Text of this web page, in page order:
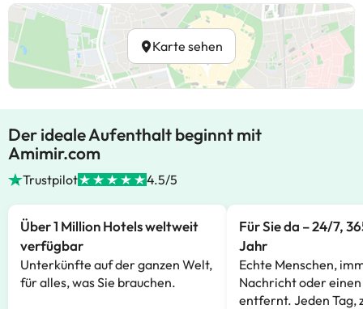
Karte sehen
Der ideale Aufenthalt beginnt mit
Amimir.com
Trustpilot 4.5/5
Über 1 Million Hotels weltweit
verfügbar
Unterkünfte auf der ganzen Welt,
für alles, was Sie brauchen.
Für Sie da – 24/7,
Jahr
Echte Menschen,
Nachricht oder
entfernt. Jeden Tag,